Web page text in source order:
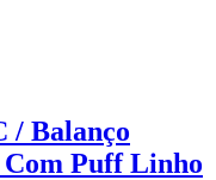
/ Balanço
Com Puff Linho